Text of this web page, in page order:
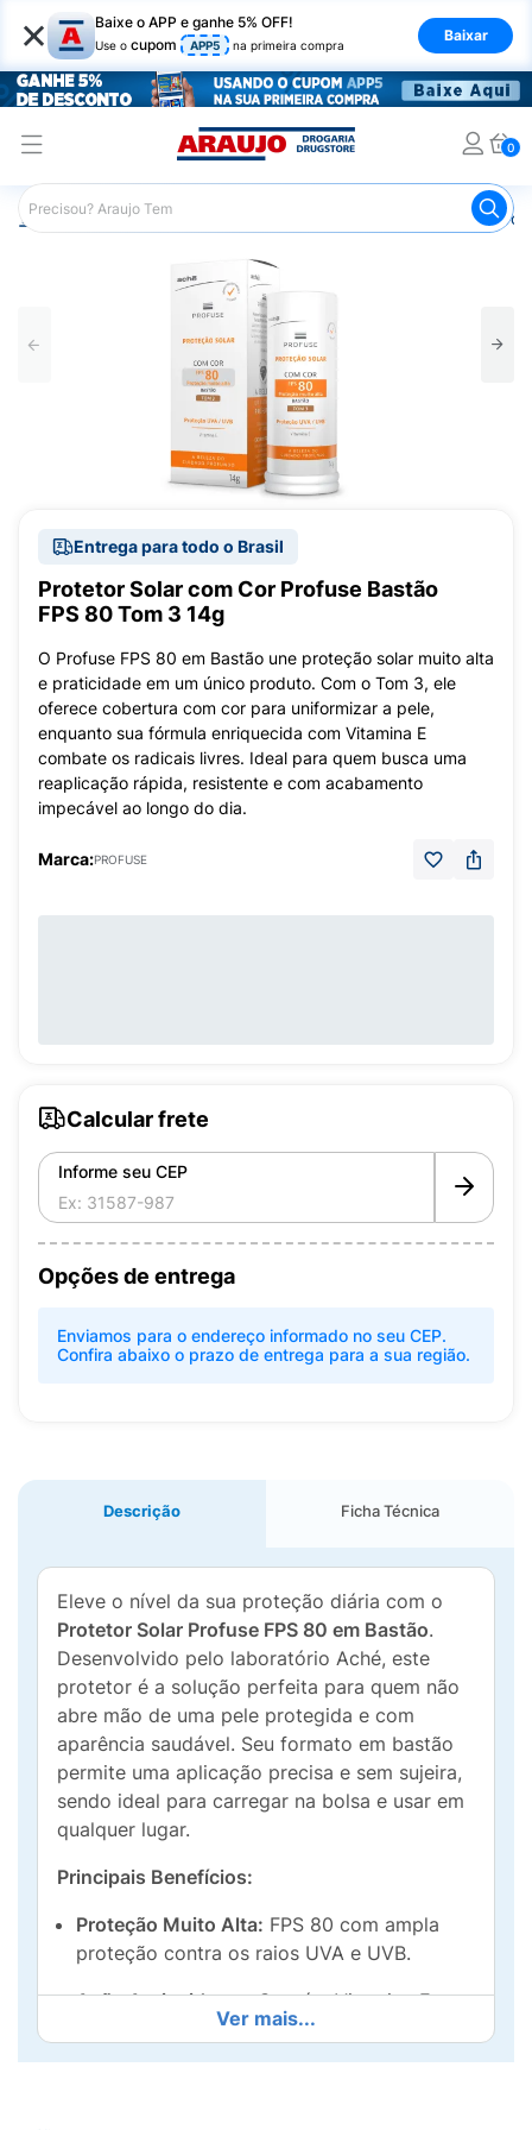
× Baixe o APP e ganhe 5% OFF!
Use o cupom APP5 na primeira compra
Baixar
0
Araujo Beleza e Cuidados
Entrega para todo o Brasil
Protetor Solar com Cor Profuse Bastão
FPS 80 Tom 3 14g
O Profuse FPS 80 em Bastão une proteção solar muito alta
e praticidade em um único produto. Com o Tom 3, ele
oferece cobertura com cor para uniformizar a pele,
enquanto sua fórmula enriquecida com Vitamina E
combate os radicais livres. Ideal para quem busca uma
reaplicação rápida, resistente e com acabamento
impecável ao longo do dia.
Marca:PROFUSE
Calcular frete
Informe seu CEP
Opções de entrega
Enviamos para o endereço informado no seu CEP.
Confira abaixo o prazo de entrega para a sua região.
Descrição Ficha Técnica
Eleve o nível da sua proteção diária com o
Protetor Solar Profuse FPS 80 em Bastão.
Desenvolvido pelo laboratório Aché, este
protetor é a solução perfeita para quem não
abre mão de uma pele protegida e com
aparência saudável. Seu formato em bastão
permite uma aplicação precisa e sem sujeira,
sendo ideal para carregar na bolsa e usar em
qualquer lugar.
Principais Benefícios:
Proteção Muito Alta: FPS 80 com ampla
proteção contra os raios UVA e UVB.
Ação Antioxidante:Contém Vitamina E, que
auxilia na prevenção do envelhecimento
precoce da pele.
Ver mais...